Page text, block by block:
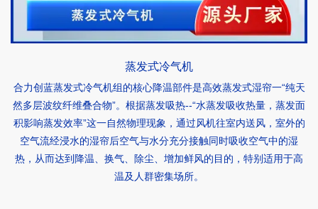
蒸发式冷气机
合力创蓝蒸发式冷气机组的核心降温部件是高效蒸发式湿帘一“纯天
然多层波纹纤维叠合物”。根据蒸发吸热--“水蒸发吸收热量，蒸发面
积影响蒸发效率”这一自然物理现象，通过风机往室内送风，室外的
空气流经浸水的湿帘后空气与水分充分接触同时吸收空气中的湿
热，从而达到降温、换气、除尘、增加鲜风的目的，特别适用于高
温及人群密集场所。